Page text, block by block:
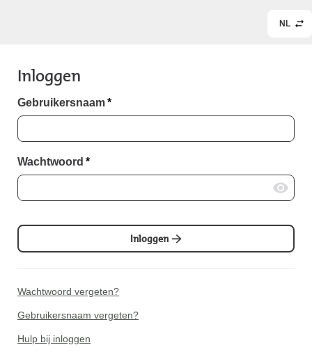
NL
Inloggen
Gebruikersnaam*
Wachtwoord *
Inloggen
Wachtwoord vergeten?
Gebruikersnaam vergeten?
Hulp bij inloggen